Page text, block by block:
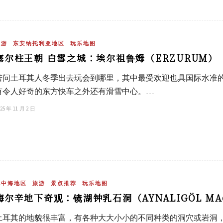
东安纳托利亚地区 玩乐地图
尔柱王朝 白雪之城：埃尔祖鲁姆（ERZURUM）
问土耳其人冬季出去玩会到哪里，其中最受欢迎也具国际水准
令人好奇的东方快车之外还有滑雪中心。…
年 11 月 2 日
海地区 旅游 景点推荐 玩乐地图
尔辛地下奇观：镜湖钟乳石洞（AYNALIGÖL
耳其的地貌很丰富，有各种大大小小的不同种类的洞穴或岩洞